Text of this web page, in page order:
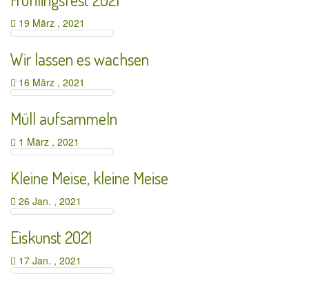
19 März , 2021
Wir lassen es wachsen
16 März , 2021
Müll aufsammeln
1 März , 2021
Kleine Meise, kleine Meise
26 Jan. , 2021
Eiskunst 2021
17 Jan. , 2021